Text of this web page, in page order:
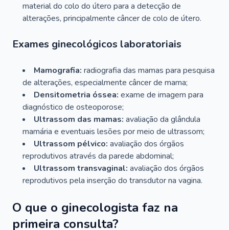
material do colo do útero para a detecção de
alterações, principalmente câncer de colo de útero.
Exames ginecológicos laboratoriais
Mamografia: radiografia das mamas para pesquisa
de alterações, especialmente câncer de mama;
Densitometria óssea: exame de imagem para
diagnóstico de osteoporose;
Ultrassom das mamas: avaliação da glândula
mamária e eventuais lesões por meio de ultrassom;
Ultrassom pélvico: avaliação dos órgãos
reprodutivos através da parede abdominal;
Ultrassom transvaginal: avaliação dos órgãos
reprodutivos pela inserção do transdutor na vagina.
O que o ginecologista faz na
primeira consulta?